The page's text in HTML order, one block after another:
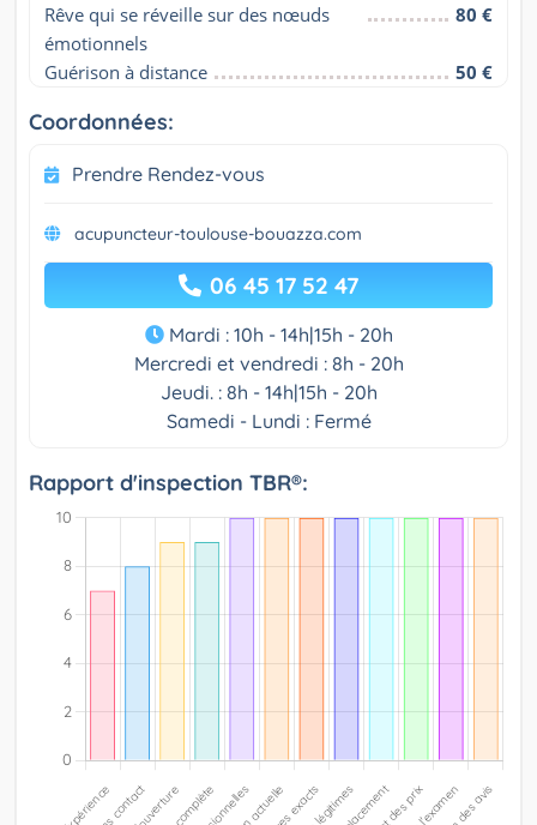
Rêve qui se réveille sur des nœuds
émotionnels
80 €
Guérison à distance 50 €
Coordonnées:
Prendre Rendez-vous
acupuncteur-toulouse-bouazza.com
06 45 17 52 47
Mardi : 10h - 14h|15h - 20h
Mercredi et vendredi : 8h - 20h
Jeudi. : 8h - 14h|15h - 20h
Samedi - Lundi : Fermé
Rapport d'inspection TBR®: